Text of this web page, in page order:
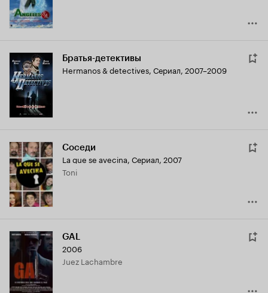
Братья-детективы
Hermanos & detectives, Сериал, 2007–2009
Соседи
La que se avecina, Сериал, 2007
Toni
GAL
2006
Juez Lachambre